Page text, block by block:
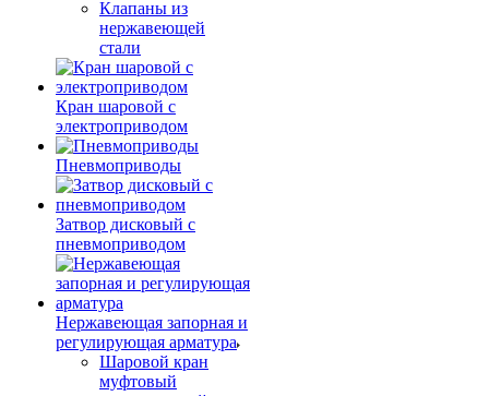
Клапаны из
нержавеющей
стали
Кран шаровой с
электроприводом
Пневмоприводы
Затвор дисковый с
пневмоприводом
Нержавеющая запорная и
регулирующая арматура
Шаровой кран
муфтовый